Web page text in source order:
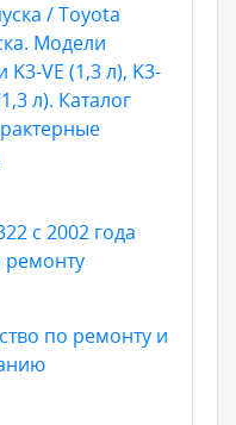
/ Toyota
Модели
VE (1,3 л), K3-
л). Каталог
с 2002 года
ремонту
по ремонту и